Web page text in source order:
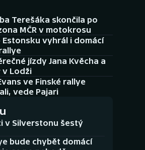
Terešáka skončila po
MČR v motokrosu
Estonsku vyhrál i domácí
jízdy Jana Kvěcha a
v Lodži
ve Finské rallye
vede Pajari
v Silverstonu šestý
bude chybět domácí